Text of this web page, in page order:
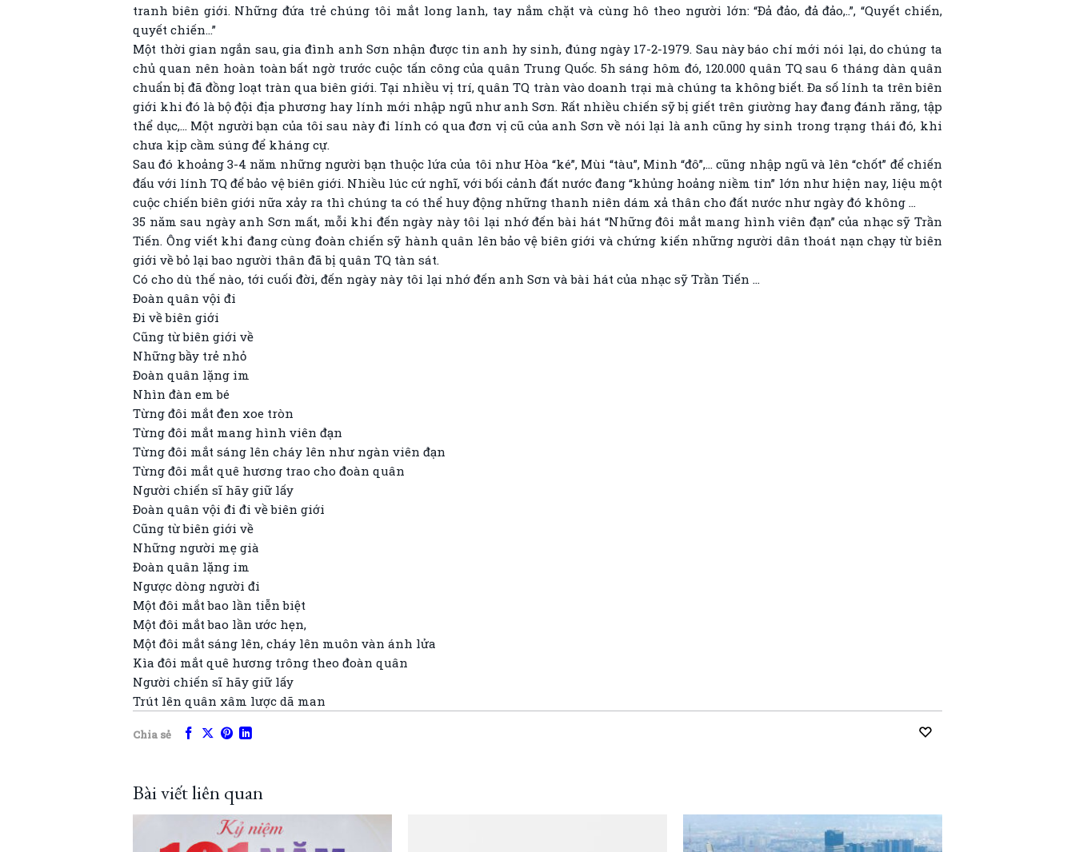
tranh biên giới. Những đứa trẻ chúng tôi mắt long lanh, tay nắm chặt và cùng hô theo người lớn: “Đả đảo, đả đảo,..”, “Quyết chiến,
quyết chiến…”
Một thời gian ngắn sau, gia đình anh Sơn nhận được tin anh hy sinh, đúng ngày 17-2-1979. Sau này báo chí mới nói lại, do chúng ta
chủ quan nên hoàn toàn bất ngờ trước cuộc tấn công của quân Trung Quốc. 5h sáng hôm đó, 120.000 quân TQ sau 6 tháng dàn quân
chuẩn bị đã đồng loạt tràn qua biên giới. Tại nhiều vị trí, quân TQ tràn vào doanh trại mà chúng ta không biết. Đa số lính ta trên biên
giới khi đó là bộ đội địa phương hay lính mới nhập ngũ như anh Sơn. Rất nhiều chiến sỹ bị giết trên giường hay đang đánh răng, tập
thể dục,… Một người bạn của tôi sau này đi lính có qua đơn vị cũ của anh Sơn về nói lại là anh cũng hy sinh trong trạng thái đó, khi
chưa kịp cầm súng để kháng cự.
Sau đó khoảng 3-4 năm những người bạn thuộc lứa của tôi như Hòa “ké”, Mùi “tàu”, Minh “đô”,… cũng nhập ngũ và lên “chốt” để chiến
đấu với lính TQ để bảo vệ biên giới. Nhiều lúc cứ nghĩ, với bối cảnh đất nước đang “khủng hoảng niềm tin” lớn như hiện nay, liệu một
cuộc chiến biên giới nữa xảy ra thì chúng ta có thể huy động những thanh niên dám xả thân cho đất nước như ngày đó không …
35 năm sau ngày anh Sơn mất, mỗi khi đến ngày này tôi lại nhớ đến bài hát “Những đôi mắt mang hình viên đạn” của nhạc sỹ Trần
Tiến. Ông viết khi đang cùng đoàn chiến sỹ hành quân lên bảo vệ biên giới và chứng kiến những người dân thoát nạn chạy từ biên
giới về bỏ lại bao người thân đã bị quân TQ tàn sát.
Có cho dù thế nào, tới cuối đời, đến ngày này tôi lại nhớ đến anh Sơn và bài hát của nhạc sỹ Trần Tiến …
Đoàn quân vội đi
Đi về biên giới
Cũng từ biên giới về
Những bầy trẻ nhỏ
Đoàn quân lặng im
Nhìn đàn em bé
Từng đôi mắt đen xoe tròn
Từng đôi mắt mang hình viên đạn
Từng đôi mắt sáng lên cháy lên như ngàn viên đạn
Từng đôi mắt quê hương trao cho đoàn quân
Người chiến sĩ hãy giữ lấy
Đoàn quân vội đi đi về biên giới
Cũng từ biên giới về
Những người mẹ già
Đoàn quân lặng im
Ngược dòng người đi
Một đôi mắt bao lần tiễn biệt
Một đôi mắt bao lần ước hẹn,
Một đôi mắt sáng lên, cháy lên muôn vàn ánh lửa
Kìa đôi mắt quê hương trông theo đoàn quân
Người chiến sĩ hãy giữ lấy
Trút lên quân xâm lược dã man
Chia sẻ
Bài viết liên quan